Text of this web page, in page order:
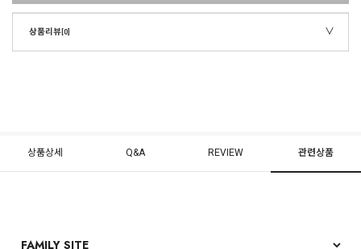
상품리뷰[0]
상품상세 Q&A REVIEW 관련상품